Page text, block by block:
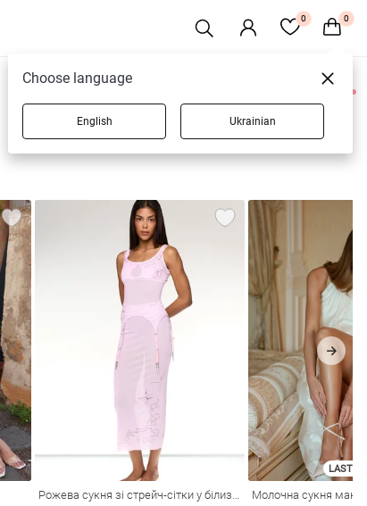
0 0
0 товарів
LAST
Choose language
English Ukrainian